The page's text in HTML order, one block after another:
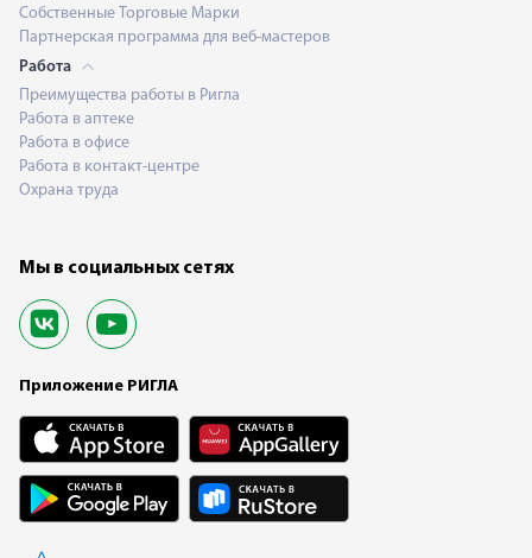
Собственные Торговые Марки
Партнерская программа для веб-мастеров
Работа
Преимущества работы в Ригла
Работа в аптеке
Работа в офисе
Работа в контакт-центре
Охрана труда
Мы в социальных сетях
Приложение РИГЛА